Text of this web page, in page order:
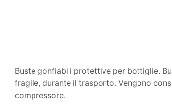
Buste gonfiabili protettive per bottiglie.
fragile, durante il trasporto. Vengono
compressore.